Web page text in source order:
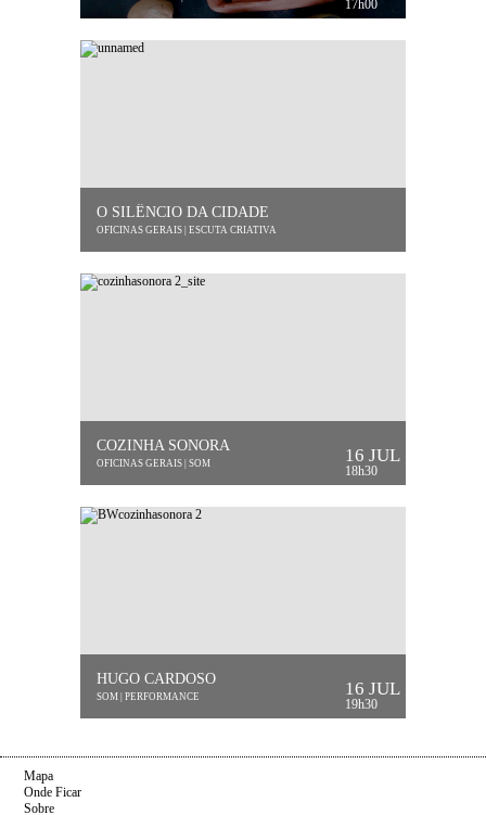
17h00
O SILÊNCIO DA CIDADE
OFICINAS GERAIS | ESCUTA CRIATIVA
COZINHA SONORA
OFICINAS GERAIS | SOM 16 JUL
18h30
HUGO CARDOSO
SOM | PERFORMANCE 16 JUL
19h30
Mapa
Onde Ficar
Sobre